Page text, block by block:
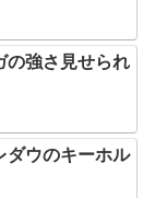
の強さ見せられ
ダウのキーホル